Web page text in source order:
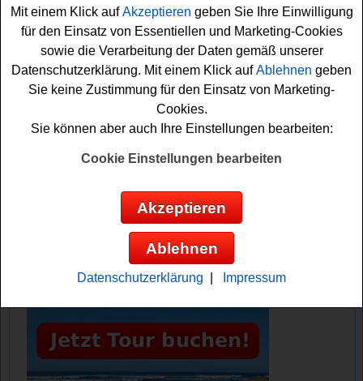
Vielleicht haben Sie ja Glück? Auf jeden Fall sind die
Daumen schon fest gedrückt. Viel Erfolg bei diesem
Tecworld Gewinnspiel!
Tecworld verlost einen kabellosen
Mit einem Klick aufAkzeptieren geben Sie Ihre Einwilligung
für den Einsatz von Essentiellen und Marketing-Cookies
sowie die Verarbeitung der Daten gemäß unserer
Datenschutzerklärung. Mit einem Klick aufAblehnen geben
Sie keine Zustimmung für den Einsatz von Marketing-
Cookies.
Sie können aber auch Ihre Einstellungen bearbeiten:
Cookie Einstellungen bearbeiten
Akzeptieren
Ablehnen
Datenschutzerklärung Impressum